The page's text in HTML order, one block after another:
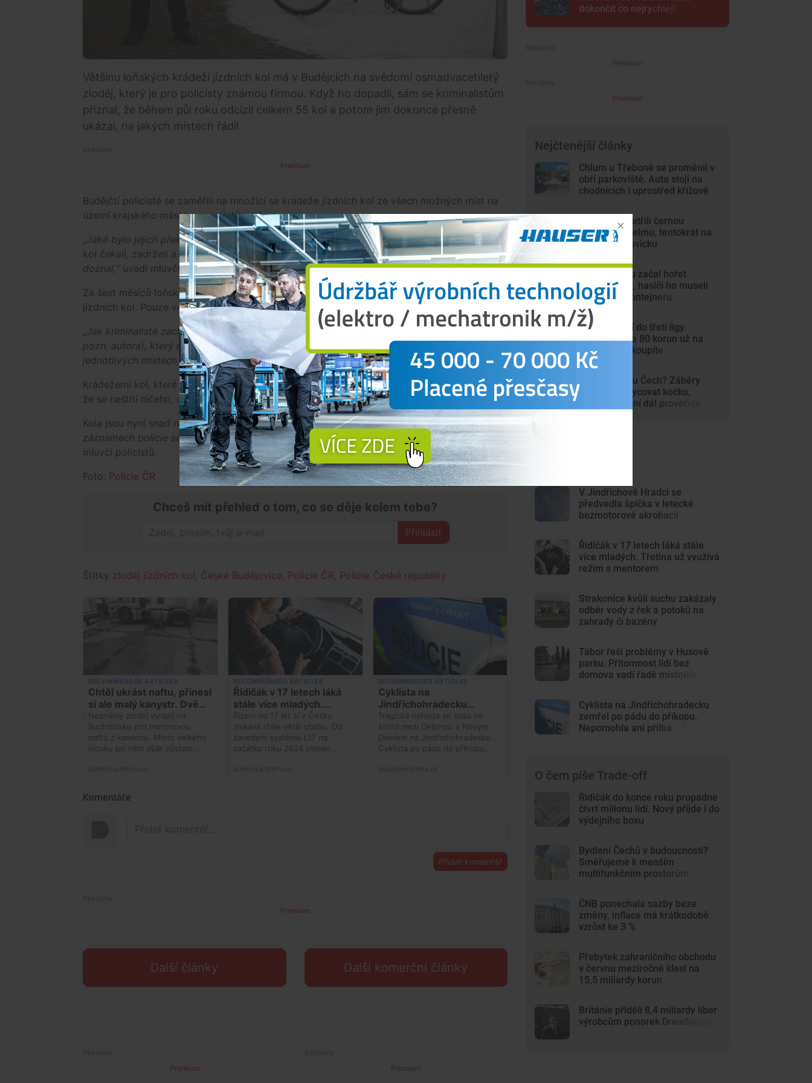
Většinu loňských krádeží jízdních kol má v Budějcích na svědomí osmadvacetiletý
zloděj, který je pro policisty známou firmou. Když ho dopadli, sám se kriminalistům
přiznal, že během půl roku odcizil celkem 55 kol a potom jim dokonce přesně
ukázal, na jakých místech řádil.
Premium
Budějčtí policisté se zaměřili na množící se krádeže jízdních kol ze všech možných míst na
území krajského města - a vyplatilo se!
„Jaké bylo jejich překvapení, když místo skupiny zlodějů, kterou podle počtu odcizených
kol čekali, zadrželi a obvinili jediného. Ten kriminalistům rekordní počet odcizených kol
doznal,“ uvedl mluvčí jihočeské policie Jiří Matzner.
Za šest měsíců loňského roku osmadvacetiletý Budějčák ukradl dohromady pětapadesát
jízdních kol. Pouze ve dvou případech měl společníka.
„Jak kriminalisté zachytili na fotografiích, pachatel (jeho podobu Policie ČR zamaskovala -
pozn. autora), který není mužům zákona neznámý, si všechna místa pamatoval a na
jednotlivých místech jim předvedl, jak se kterého kola zmocnil,“dodal Matzner.
Krádežemi kol, které obratem prodával, způsobil škodu ve výši bezmála půl milionu korun. A
že se neštítí ničeho, dokázal i tím, že vlastní matku okradl o 26 tisíc korun.
Kola jsou nyní snad na chvíli v bezpečí, zloděj rekordman sedí ve vazební věznici.„V
záznamech policie se pravděpodobně se svým skóre 1:55 dostal na první místo,“potvrdil
mluvčí policistů.
Foto: Policie ČR
Chceš mít přehled o tom, co se děje kolem tebe?
Přihlásit
Štítky zloděj jízdních kol České Budějovice Policie ČR Policie České republiky
Komentáře
Přidat komentář
Premium
Další články Další komerční články
dokončit co nejrychleji
Premium
Premium
Nejčtenější články
Chlum u Třeboně se proměnil v
obří parkoviště. Auta stojí na
chodnících i uprostřed křížové
Lidé opět spatřili černou
kočkovitou šelmu, tentokrát na
Českobudějovicku
V autosalonu začal hořet
elektromobil, hasiči ho museli
ponořit do kontejneru
Dynamo míří do třetí ligy.
Vstupenky za 80 korun už na
internetu nekoupíte
Šelma na jihu Čech? Záběry
mohou zachycovat kočku,
policie hlášení dál prověřuje
V Jindřichově Hradci se
předvedla špička v letecké
bezmotorové akrobacii
Řidičák v 17 letech láká stále
více mladých. Třetina už využívá
režim s mentorem
Strakonice kvůli suchu zakázaly
odběr vody z řek a potoků na
zahrady či bazény
Tábor řeší problémy v Husově
parku. Přítomnost lidí bez
domova vadí řadě místních
Cyklista na Jindřichohradecku
zemřel po pádu do příkopu.
Nepomohla ani přilba
O čem píše Trade-off
Řidičák do konce roku propadne
čtvrt milionu lidí. Nový přijde i do
výdejního boxu
Bydlení Čechů v budoucnosti?
Směřujeme k menším
multifunkčním prostorům
ČNB ponechala sazby beze
změny, inflace má krátkodobě
vzrůst ke 3 %
Přebytek zahraničního obchodu
v červnu meziročně klesl na
15,5 miliardy korun
Británie přidělí 8,4 miliardy liber
výrobcům ponorek Dreadnought
Premium Premium